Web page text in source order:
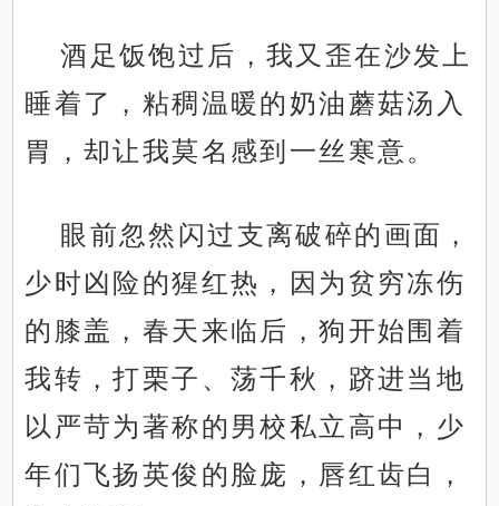
酒足饭饱过后，我又歪在沙发上
睡着了，粘稠温暖的奶油蘑菇汤入
胃，却让我莫名感到一丝寒意。
眼前忽然闪过支离破碎的画面，
少时凶险的猩红热，因为贫穷冻伤
的膝盖，春天来临后，狗开始围着
我转，打栗子、荡千秋，跻进当地
以严苛为著称的男校私立高中，少
年们飞扬英俊的脸庞，唇红齿白，